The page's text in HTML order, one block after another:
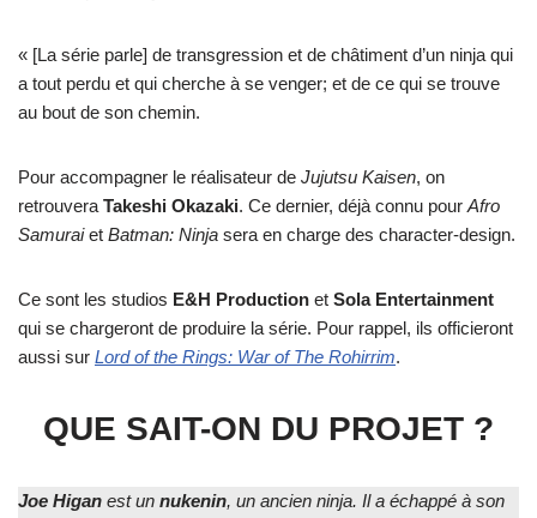
« [La série parle] de transgression et de châtiment d’un ninja qui
a tout perdu et qui cherche à se venger; et de ce qui se trouve
au bout de son chemin.
Pour accompagner le réalisateur de Jujutsu Kaisen, on
retrouveraTakeshi Okazaki. Ce dernier, déjà connu pourAfro
Samuraiet Batman: Ninja sera en charge des character-design.
Ce sont les studios E&H Production et Sola Entertainment
qui se chargeront de produire la série. Pour rappel, ils officieront
aussi sur Lord of the Rings: War of The Rohirrim.
QUE SAIT-ON DU PROJET ?
Joe Higan est un nukenin, un ancien ninja. Ila échappé à son